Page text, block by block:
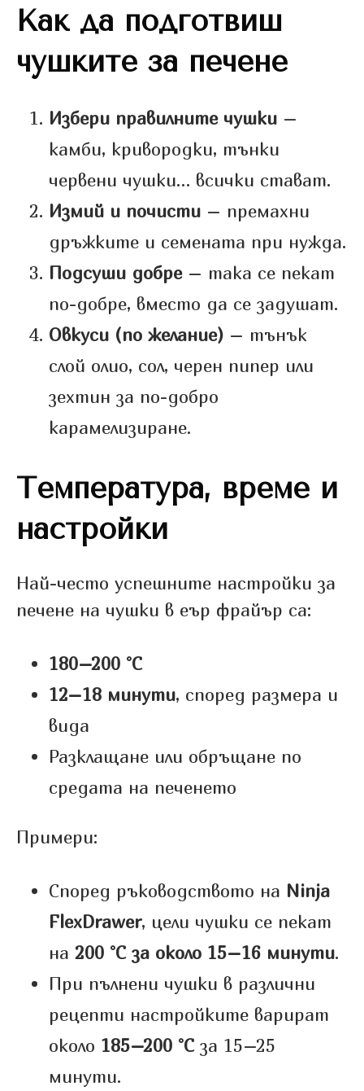
Как да подготвиш
чушките за печене
Избери правилните чушки –
камби, кривородки, тънки
червени чушки… всички стават.
Измий и почисти – премахни
дръжките и семената при нужда.
Подсуши добре– така се пекат
по-добре, вместо да се задушат.
Овкуси (по желание) – тънък
слой олио, сол, черен пипер или
зехтин за по-добро
карамелизиране.
Температура, време и
настройки
Най-често успешните настройки за
печене на чушки в еър фрайър са:
180–200 °C
12–18 минути, според размера и
вида
Разклащане или обръщане по
средата на печенето
Примери:
Според ръководството на Ninja
FlexDrawer, цели чушки се пекат
на 200 °C за около 15–16 минути.
При пълнени чушки в различни
рецепти настройките варират
около 185–200 °Cза 15–25
минути.